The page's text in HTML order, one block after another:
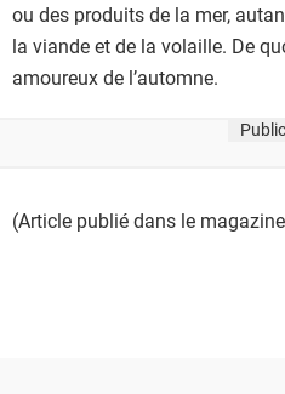
ou des produits de la mer,
la viande et de la volaille. De
amoureux de l’automne.
(Article publié dans le magazine